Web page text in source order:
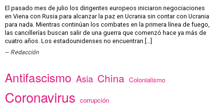
El pasado mes de julio los dirigentes europeos iniciaron negociaciones
en Viena con Rusia para alcanzar la paz en Ucrania sin contar con Ucrania
para nada. Mientras continúan los combates en la primera línea de fuego,
las cancillerías buscan salir de una guerra que comenzó hace ya más de
cuatro años. Los estadounidenses no encuentran […]
Redacción
Antifascismo Asia China Colonialismo
Coronavirus corrupción